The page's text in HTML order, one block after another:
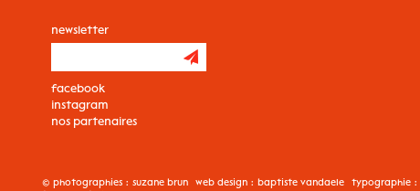
newsletter
facebook
instagram
nos partenaires
© photographies : suzane brun web design : baptiste vandaele typographie :